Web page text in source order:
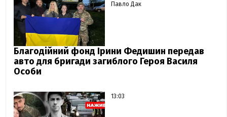
Павло Дак
Благодійний фонд Ірини Федишин передав
авто для бригади загиблого Героя Василя
Особи
13:03